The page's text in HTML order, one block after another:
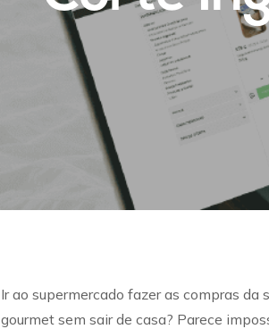
Ir ao supermercado fazer as compras
gourmet sem sair de casa? Parece